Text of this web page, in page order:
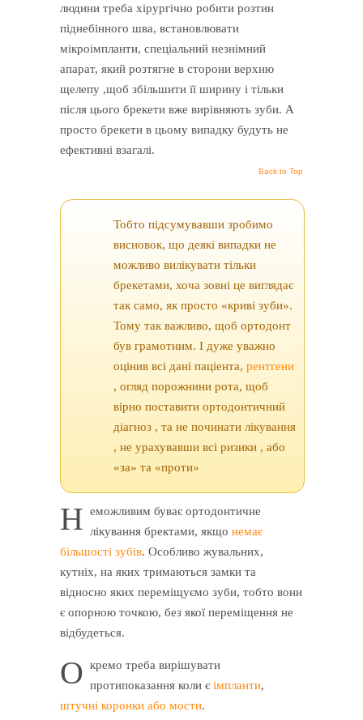
людини треба хірургічно робити розтин
піднебінного шва, встановлювати
мікроімпланти, спеціальний незнімний
апарат, який розтягне в сторони верхню
щелепу ,щоб збільшити її ширину і тільки
після цього брекети вже вирівняють зуби. А
просто брекети в цьому випадку будуть не
ефективні взагалі.
Back to Top
Тобто підсумувавши зробимо
висновок, що деякі випадки не
можливо вилікувати тільки
брекетами, хоча зовні це виглядає
так само, як просто «криві зуби».
Тому так важливо, щоб ортодонт
був грамотним. І дуже уважно
оцінив всі дані паціента, рентгени
, огляд порожнини рота, щоб
вірно поставити ортодонтичний
діагноз , та не починати лікування
, не урахувавши всі ризики , або
«за» та «проти»
Н еможливим буває ортодонтичне
лікування бректами, якщо немає
більшості зубів. Особливо жувальних,
кутніх, на яких тримаються замки та
відносно яких переміщуємо зуби, тобто вони
є опорною точкою, без якої переміщення не
відбудеться.
О кремо треба вирішувати
протипоказання коли є імпланти,
штучні коронки або мости.